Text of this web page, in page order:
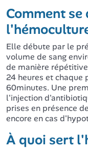
Comment se
Elle débute par le
volume de sang
de manière
24 heures et chaque
60minutes. Une
l'injection
prises en présence
encore en cas
À quoi sert